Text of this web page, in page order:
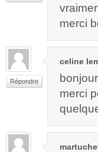
merci
Répondre
celine
merci